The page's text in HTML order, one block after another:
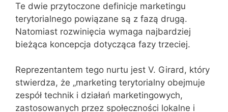
Te dwie przytoczone definicje marketingu
terytorialnego powiązane są z fazą drugą.
Natomiast rozwinięcia wymaga najbardziej
bieżąca koncepcja dotycząca fazy trzeciej.
Reprezentantem tego nurtu jest V. Girard, który
stwierdza, że „marketing terytorialny obejmuje
zespół technik i działań marketingowych,
zastosowanych przez społeczności lokalne i